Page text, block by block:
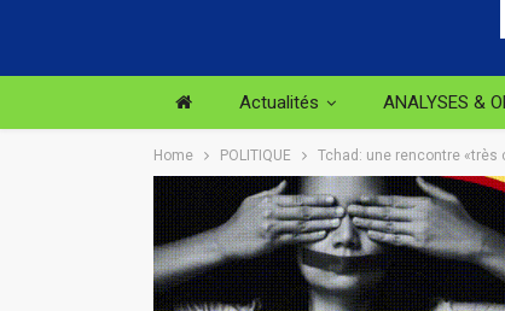
Actualités ANALYSES &
Home POLITIQUE Tchad: une rencontre «très